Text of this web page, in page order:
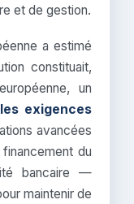
et de gestion.
a estimé
constituait,
un
exigences
avancées
du
bancaire —
maintenir de